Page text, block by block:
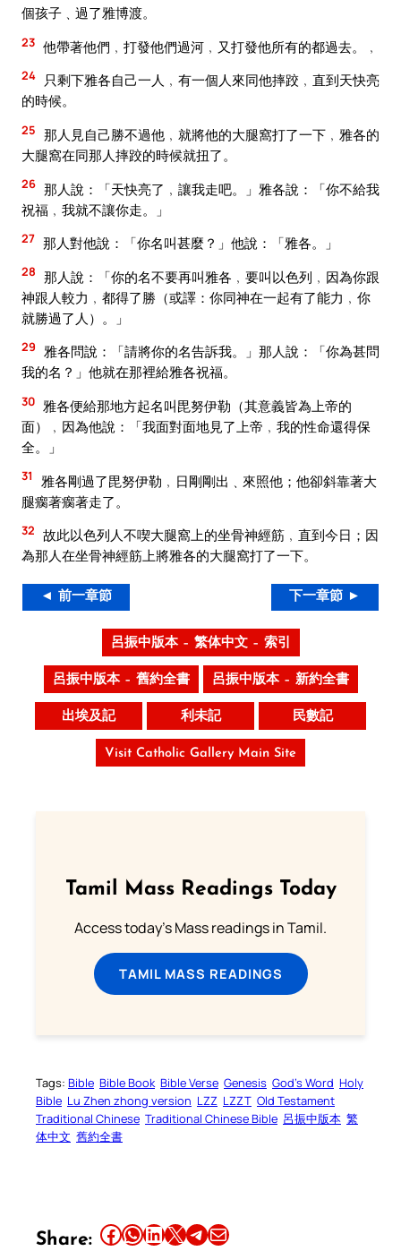
個孩子﹑過了雅博渡。
23 他帶著他們﹐打發他們過河﹐又打發他所有的都過去。﹐
24
只剩下雅各自己一人﹐有一個人來同他摔跤﹐直到天快亮
的時候。
25 那人見自己勝不過他﹐就將他的大腿窩打了一下﹐雅各的
大腿窩在同那人摔跤的時候就扭了。
26 那人說：「天快亮了﹐讓我走吧。」雅各說：「你不給我
祝福﹐我就不讓你走。」
27 那人對他說：「你名叫甚麼？」他說：「雅各。」
28 那人說：「你的名不要再叫雅各﹐要叫以色列﹐因為你跟
神跟人較力﹐都得了勝（或譯：你同神在一起有了能力﹐你
就勝過了人）。」
29 雅各問說：「請將你的名告訴我。」那人說：「你為甚問
我的名？」他就在那裡給雅各祝福。
30 雅各便給那地方起名叫毘努伊勒（其意義皆為上帝的
面）﹐因為他說：「我面對面地見了上帝﹐我的性命還得保
全。」
31
雅各剛過了毘努伊勒﹐日剛剛出﹑來照他；他卻斜靠著大
腿瘸著瘸著走了。
32 故此以色列人不喫大腿窩上的坐骨神經筋﹐直到今日；因
為那人在坐骨神經筋上將雅各的大腿窩打了一下。
◄ 前一章節 下一章節 ►
呂振中版本 – 繁体中文 – 索引
呂振中版本 – 舊約全書 呂振中版本 – 新約全書
出埃及記 利未記 民數記
Visit Catholic Gallery Main Site
Tamil Mass Readings Today
Access today's Mass readings in Tamil.
TAMIL MASS READINGS
Tags: Bible Bible Book Bible Verse Genesis God’s Word Holy
Bible Lu Zhen zhong version LZZ LZZT Old Testament
Traditional Chinese Traditional Chinese Bible 呂振中版本 繁
体中文 舊約全書
Share: Share this article on Facebook Share this article on WhatsApp Share this article on LinkedIn Share this article on X Share this article on TelegramEmail this Article